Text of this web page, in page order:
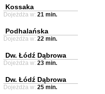
Kossaka
Dojeżdża w: 21 min.
Podhalańska
Dojeżdża w: 22 min.
Dw. Łódź Dąbrowa
Dojeżdża w: 23 min.
Dw. Łódź Dąbrowa
Dojeżdża w: 25 min.